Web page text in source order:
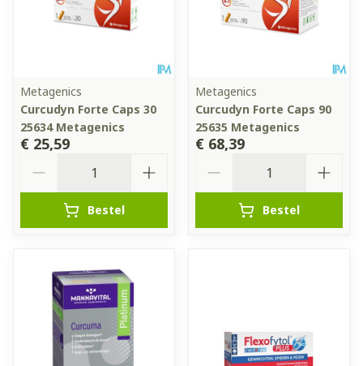
Metagenics
Curcudyn Forte Caps 30
25634 Metagenics
€ 25,59
Bestel
Metagenics
Curcudyn Forte Caps 90
25635 Metagenics
€ 68,39
Bestel